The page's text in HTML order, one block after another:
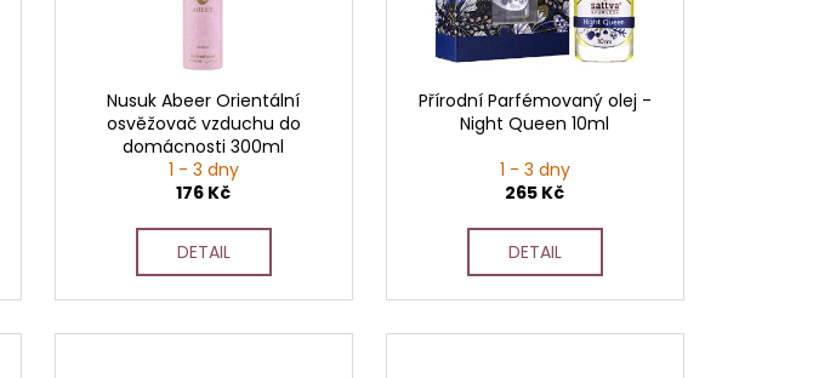
Nusuk Abeer Orientální
osvěžovač vzduchu do
domácnosti 300ml
1 - 3 dny
176 Kč
DETAIL
Přírodní Parfémovaný olej -
Night Queen 10ml
1 - 3 dny
265 Kč
DETAIL